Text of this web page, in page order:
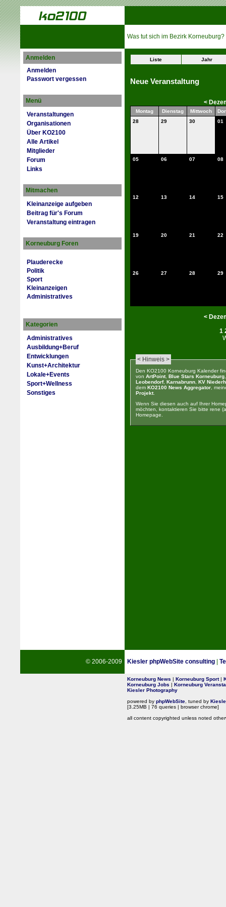
Was tut sich im Bezirk Korneuburg?
Anmelden
Anmelden
Passwort vergessen
Menü
Veranstaltungen
Organisationen
Über KO2100
Alle Artikel
Mitglieder
Forum
Links
Mitmachen
Kleinanzeige aufgeben
Beitrag für's Forum
Veranstaltung eintragen
Korneuburg Foren
Plauderecke
Politik
Sport
Kleinanzeigen
Administratives
Kategorien
Administratives
Ausbildung+Beruf
Entwicklungen
Kunst+Architektur
Lokale+Events
Sport+Wellness
Sonstiges
Liste Jahr
Neue Veranstaltung
<
Montag Dienstag Mittwoch
28
29 30 01
05 06 07 08
12 13 14 15
19 20 21 22
26 27 28 29
<
1
< Hinweis >
Den KO2100 Korneuburg Kalender
von ArtPoint, Blue Stars Korneuburg
Leobendorf, Karnabrunn KV
dem KO2100 News Aggregator ,
Projekt.
Wenn Sie diesen auch auf Ihrer
möchten, kontaktieren Sie bitte rene
Homepage.
© 2006-2009 Kiesler phpWebSite consulting
Korneuburg News | Korneuburg Sport|
Korneuburg Jobs | Korneuburg
Kiesler Photography
powered by phpWebSite , tuned by
[3.25MB | 76 queries | browser chrome]
all content copyrighted unless noted